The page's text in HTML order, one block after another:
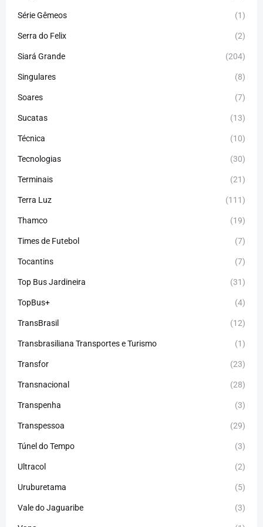
Série Gêmeos (1)
Serra do Felix (2)
Siará Grande (204)
Singulares (8)
Soares (7)
Sucatas (13)
Técnica (10)
Tecnologias (30)
Terminais (21)
Terra Luz (111)
Thamco (19)
Times de Futebol (7)
Tocantins (7)
Top Bus Jardineira (31)
TopBus+ (4)
TransBrasil (12)
Transbrasiliana Transportes e Turismo (1)
Transfor (23)
Transnacional (28)
Transpenha (3)
Transpessoa (29)
Túnel do Tempo (3)
Ultracol (2)
Uruburetama (5)
Vale do Jaguaribe (3)